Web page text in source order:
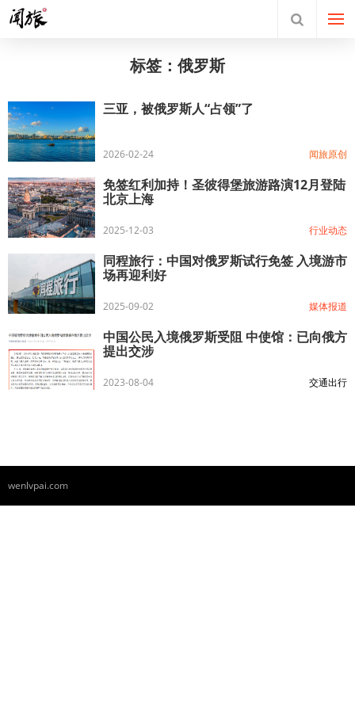
标签：俄罗斯
三亚，被俄罗斯人“占领”了
2026-02-24 闻旅原创
免签红利加持！圣彼得堡旅游路演12月登陆
北京上海
2025-12-03 行业动态
同程旅行：中国对俄罗斯试行免签 入境游市
场再迎利好
2025-09-02 媒体报道
中国公民入境俄罗斯受阻 中使馆：已向俄方
提出交涉
2023-08-04 交通出行
wenlvpai.com